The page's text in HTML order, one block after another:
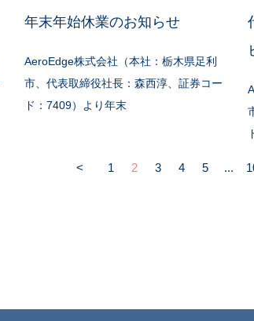
年末年始休業のお知らせ
AeroEdge株式会社（本社：栃木県足利
市、代表取締役社長：森西淳、証券コー
ド：7409）より年末
< 1 2 3 4 5 ...